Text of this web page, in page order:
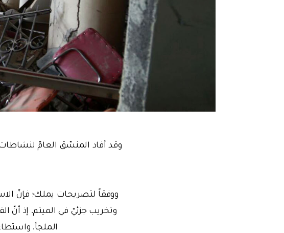
وقد أفاد المنسّق العامّ
وتخريب جزئيّ في الميتم. إذ أنّ
الملجأ.